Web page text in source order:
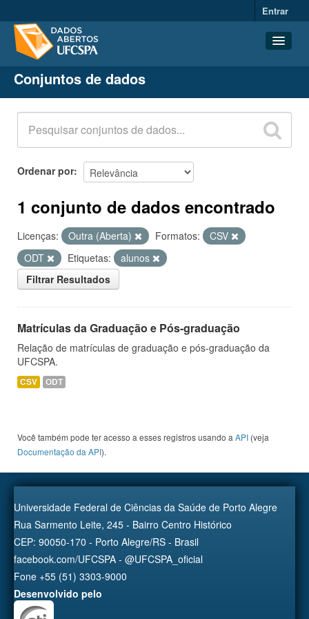
Entrar
Conjuntos de dados
Organizações
Grupos
Sobre
Conjuntos de dados
Ordenar por
1 conjunto de dados encontrado
Licenças: Outra (Aberta) Formatos:
CSV
ODT
Etiquetas:
alunos
Filtrar Resultados
Matrículas da Graduação e Pós-graduação
Relação de matrículas de graduação e pós-graduação da
UFCSPA.
CSV ODT
Você também pode ter acesso a esses registros usando a API (veja
Documentação da API).
Universidade Federal de Ciências da Saúde de Porto Alegre
Rua Sarmento Leite, 245 - Bairro Centro Histórico
CEP: 90050-170 - Porto Alegre/RS - Brasil
facebook.com/UFCSPA - @UFCSPA_oficial
Fone +55 (51) 3303-9000
Desenvolvido pelo